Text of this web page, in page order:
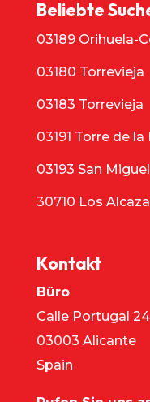
Beliebte
03189 Orihuela-
03180 Torrevieja
03183 Torrevieja
03191 Torre de
03193 San
30710 Los
Kontakt
Büro
Calle Portugal 24
03003 Alicante
Spain